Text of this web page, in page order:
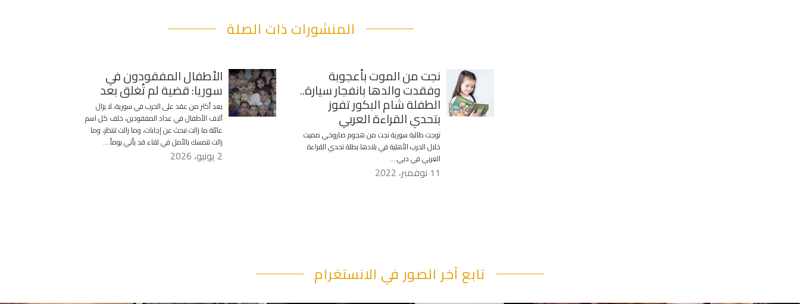
المنشورات ذات الصلة
الأطفال المفقودون في
سوريا: قضية لم تُغلق بعد
بعد أكثر من عقد على الحرب في سورية، لا يزال
آلاف الأطفال في عداد المفقودين، خلف كل اسم
عائلة ما زالت تبحث عن إجابات، وما زالت تنتظر، وما
زالت تتمسك بالأمل في لقاء قد يأتي يوماً….
2 يونيو، 2026
نجت من الموت بأعجوبة
وفقدت والدها بانفجار سيارة..
الطفلة شام البكور تفوز
بتحدي القراءة العربي
توجت طالبة سورية نجت من هجوم صاروخي مميت
خلال الحرب الأهلية في بلادها بطلة تحدي القراءة
العربي في دبي….
11 نوفمبر، 2022
تابع آخر الصور في الانستغرام